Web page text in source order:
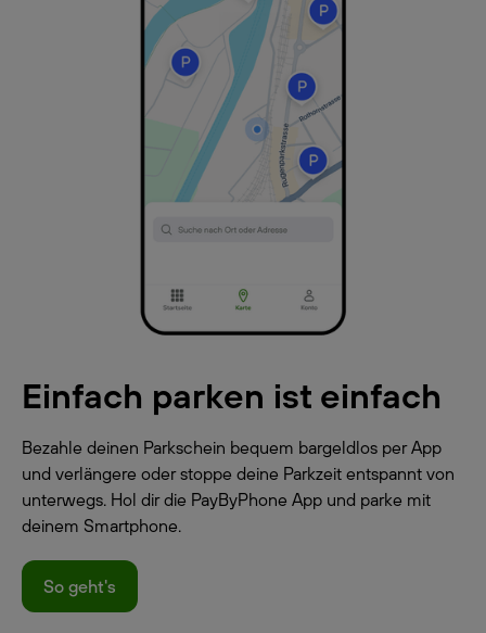
Einfach parken ist einfach
Bezahle deinen Parkschein bequem bargeldlos per App
und verlängere oder stoppe deine Parkzeit entspannt von
unterwegs. Hol dir die PayByPhone App und parke mit
deinem Smartphone.
So geht's